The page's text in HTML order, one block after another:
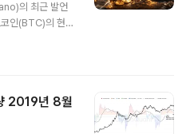
의 최근 발언
인(BTC)의 현재
할 시기라고 주
기 매수 동력 약
으로 반복된 조
2019년 8월